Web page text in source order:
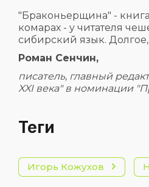
"Браконьерщина" - книга
комарах - у читателя
сибирский язык. Долгое,
Роман Сенчин,
писатель, главный
XXI века" в номинации
теги
Игорь Кожухов